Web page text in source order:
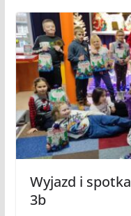
Wyjazd i
3b